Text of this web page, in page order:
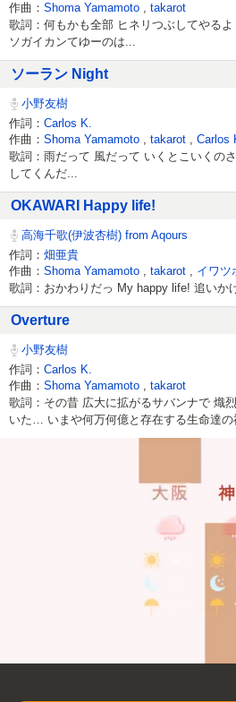
作曲： Shoma Yamamoto takarot
歌詞：何もかも全部 ヒネリつぶしてやる
ソガイカンてゆーのは...
ソーラン Night
小野友樹
作詞： Carlos K.
作曲： Shoma Yamamoto takarot Carlos
歌詞：雨だって 風だって いくとこいくの
してくんだ...
OKAWARI Happy life!
高海千歌(伊波杏樹) from Aqours
作詞： 畑亜貴
作曲： Shoma Yamamoto takarot イワツ
歌詞：おかわりだっ My happy life! 追いか
Overture
小野友樹
作詞： Carlos K.
作曲： Shoma Yamamoto takarot
歌詞：その昔 広大に拡がるサバンナで 熾
いた… いまや何万何億と存在する生命達の